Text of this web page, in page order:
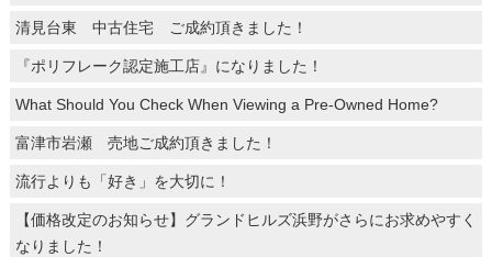
清見台東 中古住宅 ご成約頂きました！
『ポリフレーク認定施工店』になりました！
What Should You Check When Viewing a Pre-Owned Home?
富津市岩瀬 売地ご成約頂きました！
流行よりも「好き」を大切に！
【価格改定のお知らせ】グランドヒルズ浜野がさらにお求めやすく
なりました！